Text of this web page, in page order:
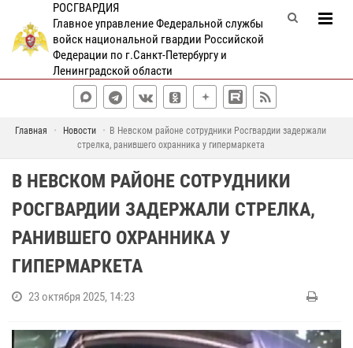
РОСГВАРДИЯ
Главное управление Федеральной службы
войск национальной гвардии Российской
Федерации по г.Санкт-Петербургу и
Ленинградской области
Главная Новости
В Невском районе сотрудники Росгвардии задержали
стрелка, ранившего охранника у гипермаркета
В НЕВСКОМ РАЙОНЕ СОТРУДНИКИ
РОСГВАРДИИ ЗАДЕРЖАЛИ СТРЕЛКА,
РАНИВШЕГО ОХРАННИКА У
ГИПЕРМАРКЕТА
23 октября 2025, 14:23